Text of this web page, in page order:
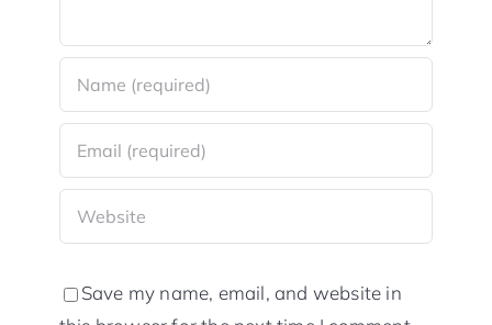
Save my name, email, and website in